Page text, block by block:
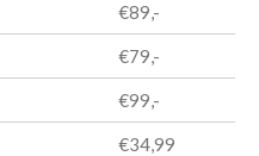
€89,-
€79,-
€99,-
€34,99